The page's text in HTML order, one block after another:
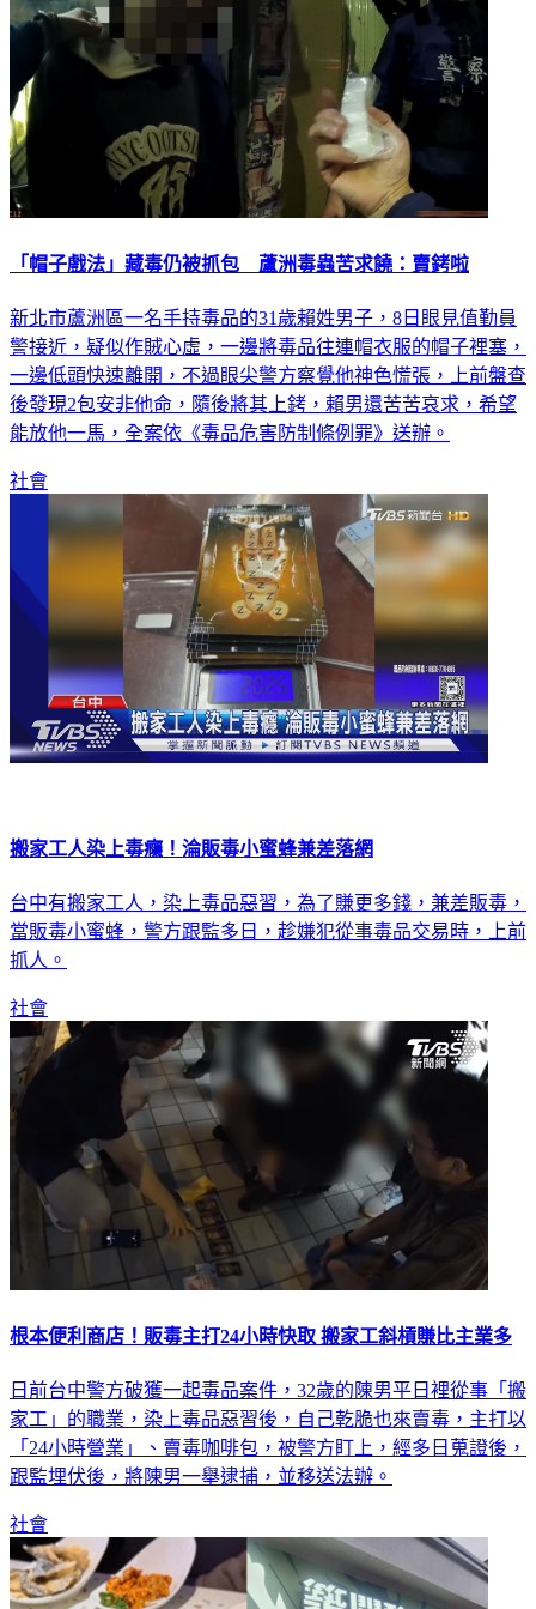
「帽子戲法」藏毒仍被抓包 蘆洲毒蟲苦求饒：賣銬啦
新北市蘆洲區一名手持毒品的31歲賴姓男子，8日眼見值勤員
警接近，疑似作賊心虛，一邊將毒品往連帽衣服的帽子裡塞，
一邊低頭快速離開，不過眼尖警方察覺他神色慌張，上前盤查
後發現2包安非他命，隨後將其上銬，賴男還苦苦哀求，希望
能放他一馬，全案依《毒品危害防制條例罪》送辦。
社會
搬家工人染上毒癮！淪販毒小蜜蜂兼差落網
台中有搬家工人，染上毒品惡習，為了賺更多錢，兼差販毒，
當販毒小蜜蜂，警方跟監多日，趁嫌犯從事毒品交易時，上前
抓人。
社會
根本便利商店！販毒主打24小時快取 搬家工斜槓賺比主業多
日前台中警方破獲一起毒品案件，32歲的陳男平日裡從事「搬
家工」的職業，染上毒品惡習後，自己乾脆也來賣毒，主打以
「24小時營業」、賣毒咖啡包，被警方盯上，經多日蒐證後，
跟監埋伏後，將陳男一舉逮捕，並移送法辦。
社會